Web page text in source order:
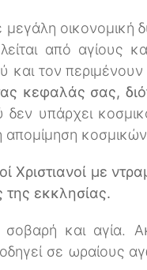
οικονομική
από αγίους
και τον περιμένουν
κεφαλάς σας,
υπάρχει
με
εκκλησίας.
και αγία.
σε ωραίους